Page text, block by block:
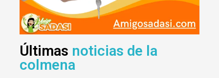
Últimas noticias de la
colmena